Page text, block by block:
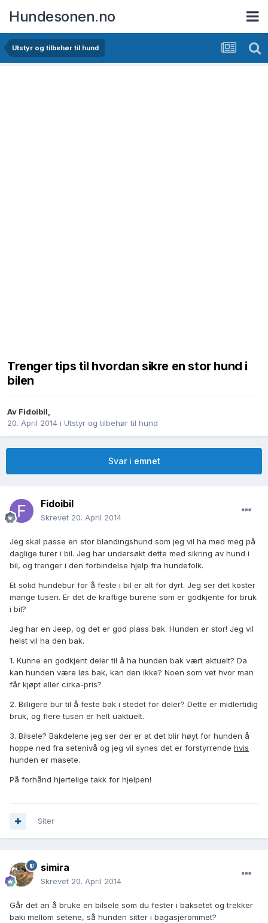
Hundesonen.no
Utstyr og tilbehør til hund
Trenger tips til hvordan sikre en stor hund i
bilen
Av Fidoibil,
20. April 2014 i Utstyr og tilbehør til hund
Svar i emnet
Fidoibil
Skrevet 20. April 2014
Jeg skal passe en stor blandingshund som jeg vil ha med meg på
daglige turer i bil. Jeg har undersøkt dette med sikring av hund i
bil, og trenger i den forbindelse hjelp fra hundefolk.
Et solid hundebur for å feste i bil er alt for dyrt. Jeg ser det koster
mange tusen. Er det de kraftige burene som er godkjente for bruk
i bil?
Jeg har en Jeep, og det er god plass bak. Hunden er stor! Jeg vil
helst vil ha den bak.
1. Kunne en godkjent deler til å ha hunden bak vært aktuelt? Da
kan hunden være løs bak, kan den ikke? Noen som vet hvor man
får kjøpt eller cirka-pris?
2. Billigere bur til å feste bak i stedet for deler? Dette er midlertidig
bruk, og flere tusen er helt uaktuelt.
3. Bilsele? Bakdelene jeg ser der er at det blir høyt for hunden å
hoppe ned fra setenivå og jeg vil synes det er forstyrrende hvis
hunden er masete.
På forhånd hjertelige takk for hjelpen!
Siter
simira
Skrevet 20. April 2014
Går det an å bruke en bilsele som du fester i baksetet og trekker
baki mellom setene, så hunden sitter i bagasjerommet?